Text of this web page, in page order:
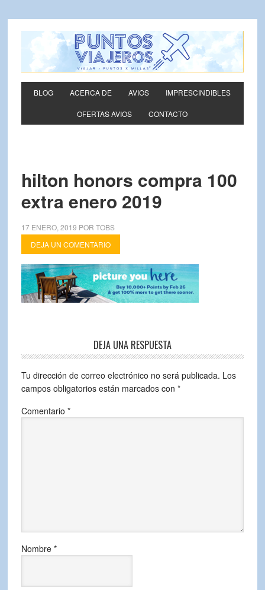
BLOG ACERCA DE AVIOS IMPRESCINDIBLES
OFERTAS AVIOS CONTACTO
hilton honors compra 100
extra enero 2019
17 ENERO, 2019 POR TOBS
DEJA UN COMENTARIO
DEJA UNA RESPUESTA
Tu dirección de correo electrónico no será publicada. Los
campos obligatorios están marcados con *
Comentario *
Nombre *